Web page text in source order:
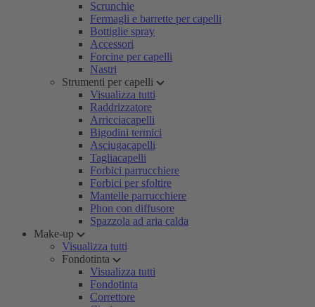
Scrunchie
Fermagli e barrette per capelli
Bottiglie spray
Accessori
Forcine per capelli
Nastri
Strumenti per capelli
Visualizza tutti
Raddrizzatore
Arricciacapelli
Bigodini termici
Asciugacapelli
Tagliacapelli
Forbici parrucchiere
Forbici per sfoltire
Mantelle parrucchiere
Phon con diffusore
Spazzola ad aria calda
Make-up
Visualizza tutti
Fondotinta
Visualizza tutti
Fondotinta
Correttore